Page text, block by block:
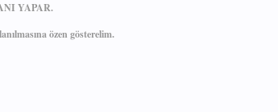
YAPAR.
özen gösterelim.